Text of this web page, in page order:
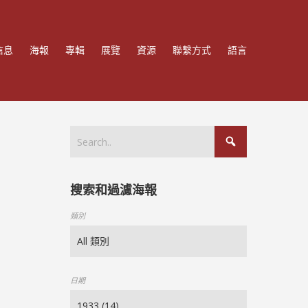
息 海報 專輯 展覽 資源 聯繫方式 語言
搜索和過濾海報
類別
日期